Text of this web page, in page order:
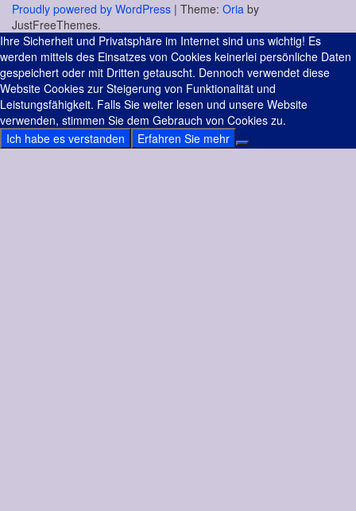
Proudly powered by WordPress | Theme: Oria by
JustFreeThemes.
Ihre Sicherheit und Privatsphäre im Internet sind uns wichtig! Es
werden mittels des Einsatzes von Cookies keinerlei persönliche Daten
gespeichert oder mit Dritten getauscht. Dennoch verwendet diese
Website Cookies zur Steigerung von Funktionalität und
Leistungsfähigkeit. Falls Sie weiter lesen und unsere Website
verwenden, stimmen Sie dem Gebrauch von Cookies zu.
Ich habe es verstanden
Erfahren Sie mehr